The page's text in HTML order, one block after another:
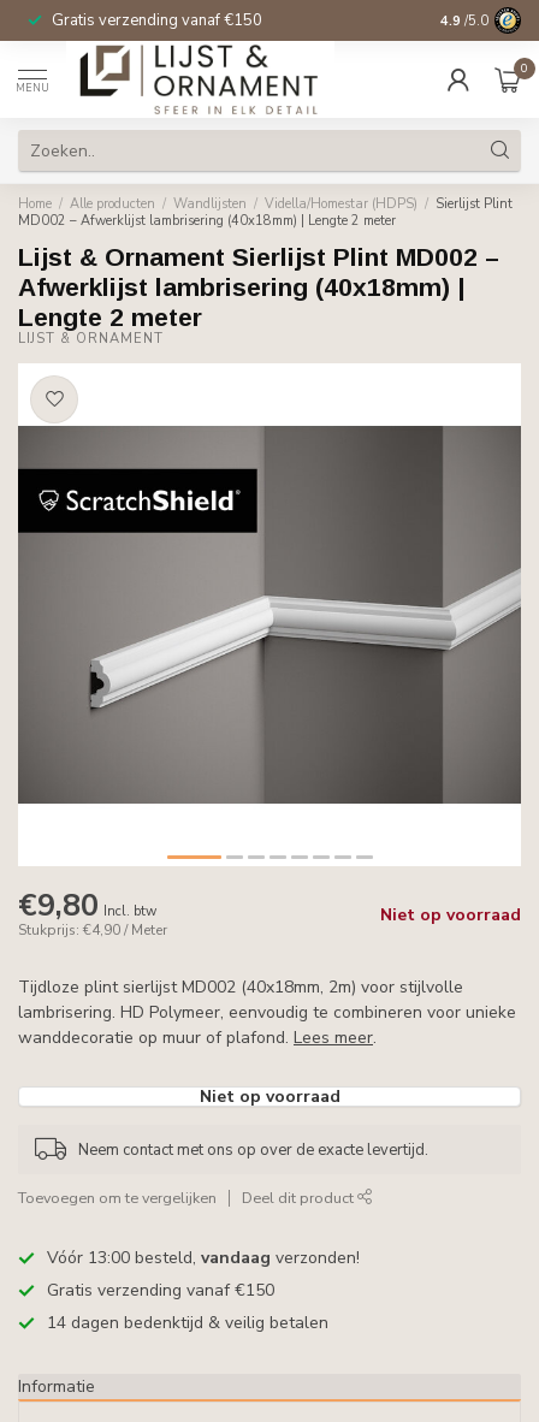
Gratis verzending vanaf €150 14 dagen
4.9 /5.0
MENU
0
Home / Alle producten / Wandlijsten / Vidella/Homestar (HDPS) / Sierlijst Plint
MD002 – Afwerklijst lambrisering (40x18mm) | Lengte 2 meter
Lijst & Ornament Sierlijst Plint MD002 –
Afwerklijst lambrisering (40x18mm) |
Lengte 2 meter
LIJST & ORNAMENT
€9,80 Incl. btw
Stukprijs: €4,90 / Meter
Niet op voorraad
Tijdloze plint sierlijst MD002 (40x18mm, 2m) voor stijlvolle
lambrisering. HD Polymeer, eenvoudig te combineren voor unieke
wanddecoratie op muur of plafond. Lees meer.
Niet op voorraad
Neem contact met ons op over de exacte levertijd.
Toevoegen om te vergelijken Deel dit product
Vóór 13:00 besteld, vandaag verzonden!
Gratis verzending vanaf €150
14 dagen bedenktijd & veilig betalen
Informatie